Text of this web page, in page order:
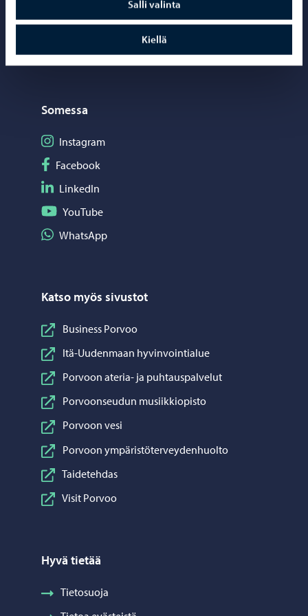
Salli valinta
Kiellä
Kartat ja paikkatiedot
Somessa
Seuraa Instagram
Instagram
Seuraa Facebook
Facebook
Seuraa LinkedIn
LinkedIn
Seuraa YouTube
YouTube
Jaa WhatsApp
WhatsApp
Katso myös sivustot
Business Porvoo
Itä-Uudenmaan hyvinvointialue
Porvoon ateria- ja puhtauspalvelut
Porvoonseudun musiikkiopisto
Porvoon vesi
Porvoon ympäristöterveydenhuolto
Taidetehdas
Visit Porvoo
Hyvä tietää
Tietosuoja